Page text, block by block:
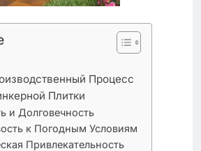
Процесс
Плитки
и Долговечность
к Погодным Условиям
Привлекательность